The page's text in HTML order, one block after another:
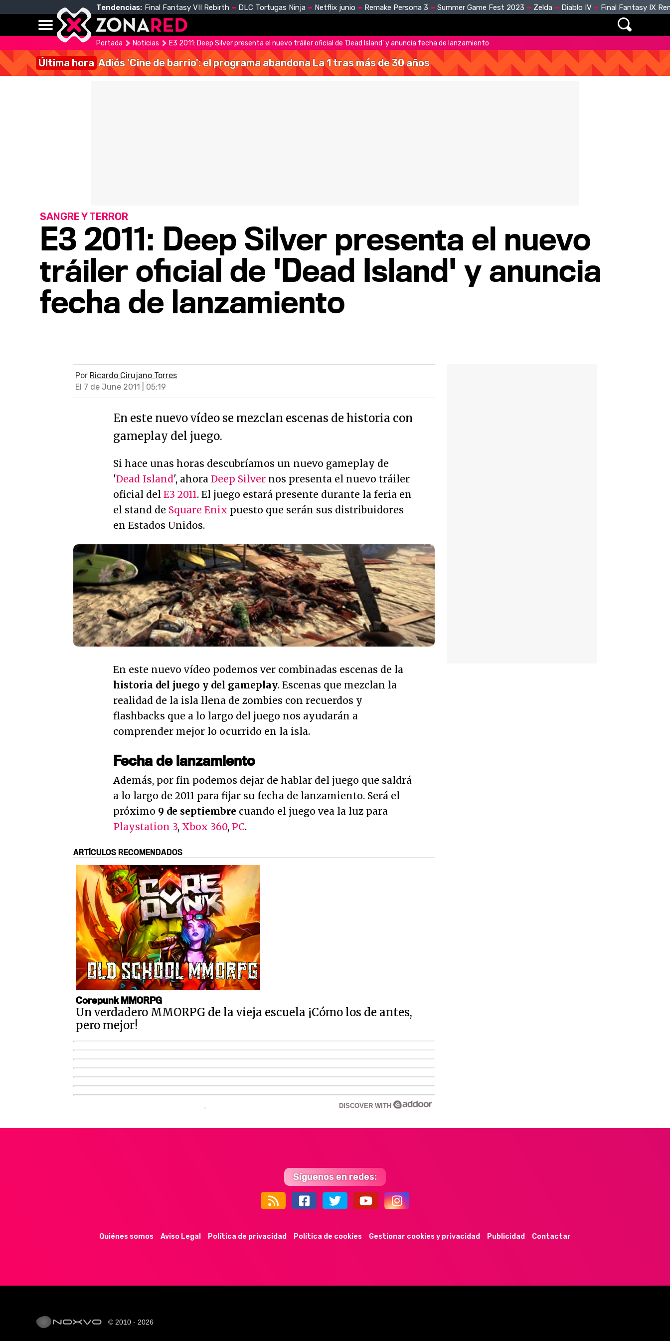
Tendencias: Final Fantasy VII Rebirth DLC Tortugas Ninja Netflix junio Remake Persona 3 Summer Game Fest 2023 Zelda Diablo IV Final Fantasy IX
Portada Noticias E3 2011: Deep Silver presenta el nuevo tráiler oficial de 'Dead Island' y anuncia fecha de lanzamiento
Última hora Adiós 'Cine de barrio': el programa abandona La 1 tras más de 30 años
E3 2011: Deep Silver presenta el nuevo
tráiler oficial de 'Dead Island' y anuncia
fecha de lanzamiento
SANGRE Y TERROR
Por Ricardo Cirujano Torres
El 7 de June 2011 | 05:19
En este nuevo vídeo se mezclan escenas de historia con
gameplay del juego.
Si hace unas horas descubríamos un nuevo gameplay de
'Dead Island', ahora Deep Silver nos presenta el nuevo tráiler
oficial del E3 2011. El juego estará presente durante la feria en
el stand de Square Enix puesto que serán sus distribuidores
en Estados Unidos.
En este nuevo vídeo podemos ver combinadas escenas de la
historia del juego y del gameplay. Escenas que mezclan la
realidad de la isla llena de zombies con recuerdos y
flashbacks que a lo largo del juego nos ayudarán a
comprender mejor lo ocurrido en la isla.
Fecha de lanzamiento
Además, por fin podemos dejar de hablar del juego que saldrá
a lo largo de 2011 para fijar su fecha de lanzamiento. Será el
próximo 9 de septiembre cuando el juego vea la luz para
Playstation 3, Xbox 360, PC.
ARTÍCULOS RECOMENDADOS
Corepunk MMORPG
Un verdadero MMORPG de la vieja escuela ¡Cómo los de antes,
pero mejor!
DISCOVER WITH
Síguenos en redes:
44k 9k 35k 352
Quiénes somos Aviso Legal Política de privacidad Política de cookies Gestionar cookies y privacidad Publicidad Contactar
© 2010 - 2026